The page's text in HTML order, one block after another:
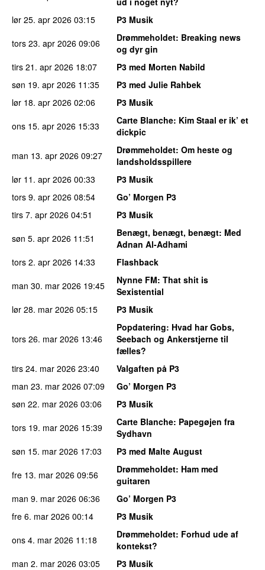
lør 25. apr 2026 03:15
P3 Musik
tors 23. apr 2026 09:06 Drømmeholdet: Breaking news
og dyr gin
tirs 21. apr 2026 18:07
P3 med Morten Nabild
søn 19. apr 2026 11:35
P3 med Julie Rahbek
lør 18. apr 2026 02:06
P3 Musik
ons 15. apr 2026 15:33 Carte Blanche: Kim Staal er ik’ et
dickpic
man 13. apr 2026 09:27 Drømmeholdet: Om heste og
landsholdsspillere
lør 11. apr 2026 00:33
P3 Musik
tors 9. apr 2026 08:54
Go’ Morgen P3
tirs 7. apr 2026 04:51
P3 Musik
søn 5. apr 2026 11:51 Benægt, benægt, benægt: Med
Adnan Al-Adhami
tors 2. apr 2026 14:33
Flashback
man 30. mar 2026 19:45 Nynne FM: That shit is
Sexistential
lør 28. mar 2026 05:15 P3 Musik
tors 26. mar 2026 13:46
Popdatering: Hvad har Gobs,
Seebach og Ankerstjerne til
fælles?
tirs 24. mar 2026 23:40
Valgaften på P3
man 23. mar 2026 07:09
Go’ Morgen P3
søn 22. mar 2026 03:06
P3 Musik
tors 19. mar 2026 15:39 Carte Blanche: Papegøjen fra
Sydhavn
søn 15. mar 2026 17:03
P3 med Malte August
fre 13. mar 2026 09:56 Drømmeholdet: Ham med
guitaren
man 9. mar 2026 06:36
Go’ Morgen P3
fre 6. mar 2026 00:14
P3 Musik
ons 4. mar 2026 11:18 Drømmeholdet: Forhud ude af
kontekst?
man 2. mar 2026 03:05 P3 Musik